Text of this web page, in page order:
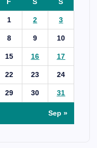
F S S
1 2 3
8 9 10
15 16 17
22 23 24
29 30 31
Sep »